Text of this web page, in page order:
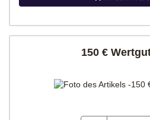
150 €